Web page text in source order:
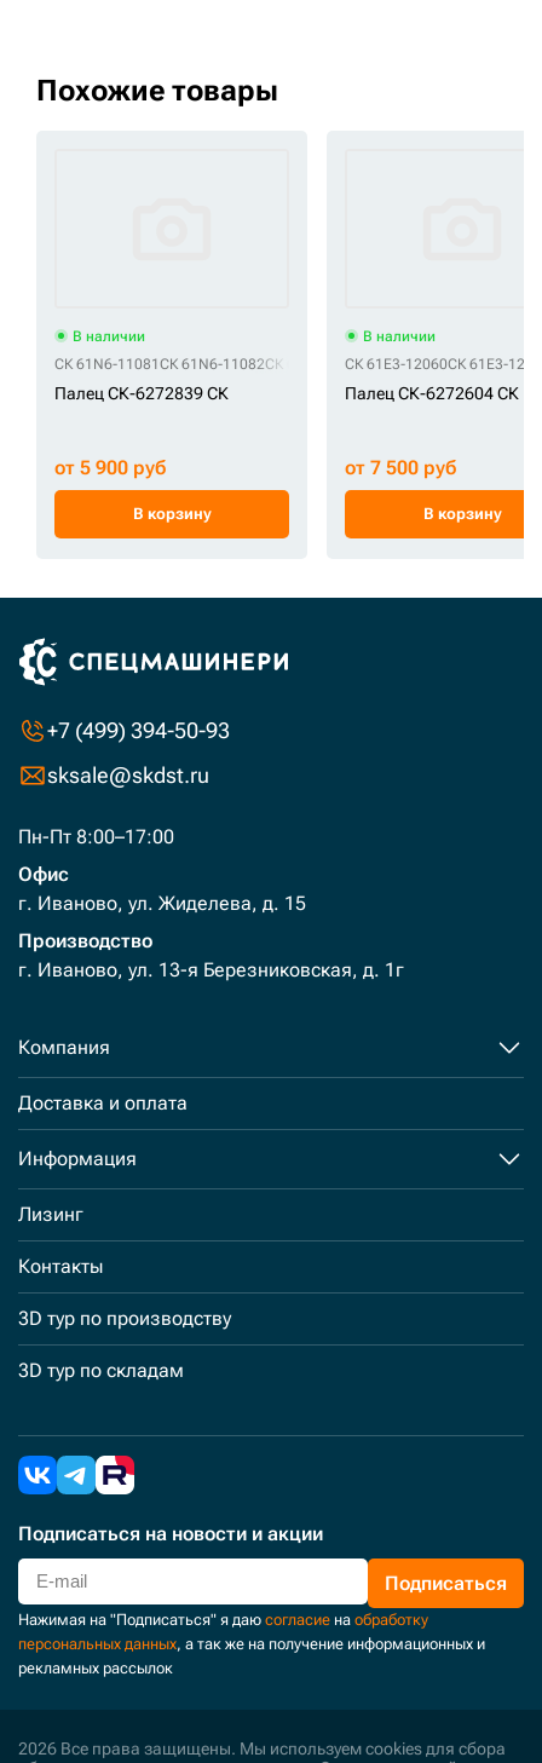
Похожие товары
В наличии
СК 61N6-11081 СК 61N6-11082СК 61N6-11083
Палец СК-6272839 СК
от 5 900 руб
В корзину
В наличии
СК 61E3-12060СК 61E3-
Палец СК-6272604 СК
от 7 500 руб
В корзину
+7 (499) 394-50-93
sksale@skdst.ru
Пн-Пт 8:00–17:00
Офис
г. Иваново, ул. Жиделева, д. 15
Производство
г. Иваново, ул. 13-я Березниковская, д. 1г
Компания
Доставка и оплата
Информация
Лизинг
Контакты
3D тур по производству
3D тур по складам
Подписаться на новости и акции
Подписаться
Нажимая на "Подписаться" я даю согласие на обработку
персональных данных, а так же на получение информационных и
рекламных рассылок
2026 Все права защищены. Мы используем cookies для сбора